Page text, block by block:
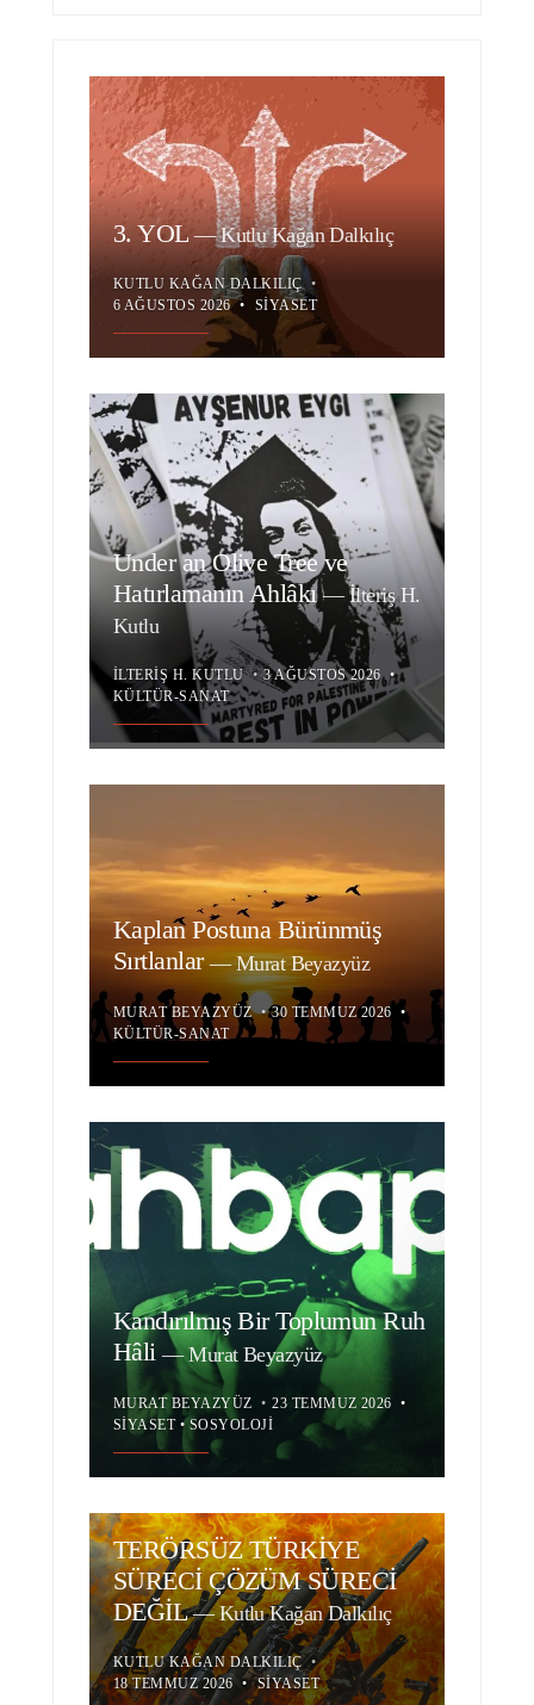
3. YOL—Kutlu Kağan Dalkılıç
KUTLU KAĞAN DALKILIÇ •
6 AĞUSTOS 2026 • SIYASET
Under an Olive Tree ve
Hatırlamanın Ahlâkı— İlteriş H.
Kutlu
İLTERIŞ H. KUTLU • 3 AĞUSTOS 2026 •
KÜLTÜR-SANAT
Kaplan Postuna Bürünmüş
Sırtlanlar—Murat Beyazyüz
MURAT BEYAZYÜZ • 30 TEMMUZ 2026 •
KÜLTÜR-SANAT
Kandırılmış Bir Toplumun Ruh
Hâli—Murat Beyazyüz
MURAT BEYAZYÜZ • 23 TEMMUZ 2026 •
SIYASET• SOSYOLOJI
TERÖRSÜZ TÜRKİYE
SÜRECİ ÇÖZÜM SÜRECİ
DEĞİL—Kutlu Kağan Dalkılıç
KUTLU KAĞAN DALKILIÇ •
18 TEMMUZ 2026 • SIYASET